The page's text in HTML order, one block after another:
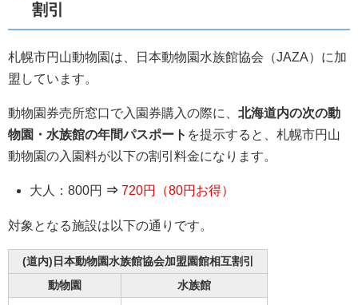
割引
札幌市円山動物園は、日本動物園水族館協会（JAZA）に加
盟しています。
動物園券売所窓口で入園券購入の際に、 北海道内の次の動
物園・水族館の年間パスポート を提示すると、札幌市円山
動物園の入園料が以下の割引料金になります。
大人：800円 ⇒720円（80円お得）
対象となる施設は以下の通りです。
(道内)日本動物園水族館協会加盟園館相互割引
動物園
水族館